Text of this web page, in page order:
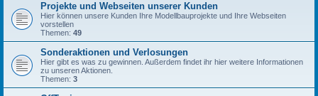
Projekte und Webseiten unserer Kunden
Hier können unsere Kunden Ihre Modellbauprojekte und Ihre Webseiten
vorstellen
Themen: 49
Sonderaktionen und Verlosungen
Hier gibt es was zu gewinnen. Außerdem findet ihr hier weitere Informationen
zu unseren Aktionen.
Themen: 3